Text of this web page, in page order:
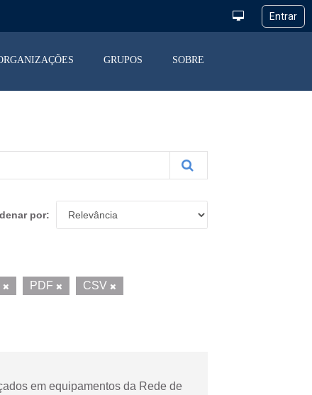
GRUPOS SOBRE
por
PDF
CSV
em equipamentos da Rede de